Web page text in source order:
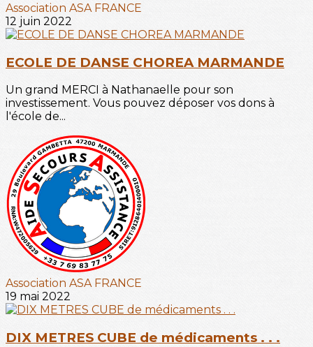
Association ASA FRANCE
12 juin 2022
ECOLE DE DANSE CHOREA MARMANDE
Un grand MERCI à Nathanaelle pour son
investissement. Vous pouvez déposer vos dons à
l'école de...
Association ASA FRANCE
19 mai 2022
DIX METRES CUBE de médicaments . . .